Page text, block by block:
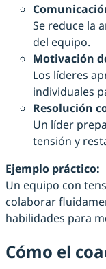
Se reduce la
del equipo.
Motivación
Los líderes
individuales
Resolución
Un líder
tensión y
Ejemplo práctico:
Un equipo con
colaborar
habilidades para
Cómo el